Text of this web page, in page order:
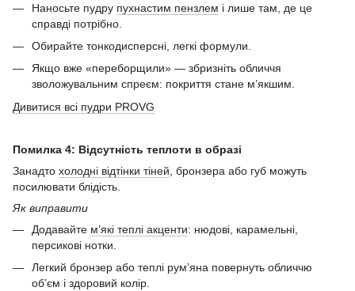
Наносьте пудру пухнастим пензлем і лише там, де це
справді потрібно.
Обирайте тонкодисперсні, легкі формули.
Якщо вже «переборщили» — збризніть обличчя
зволожувальним спреєм: покриття стане м’якшим.
Дивитися всі пудри PROVG
Помилка 4: Відсутність теплоти в образі
Занадто холодні відтінки тіней , бронзера або губ можуть
посилювати блідість.
Як виправити
Додавайте м’які теплі акценти: нюдові, карамельні,
персикові нотки.
Легкий бронзер або теплі рум’яна повернуть обличчю
об’єм і здоровий колір.